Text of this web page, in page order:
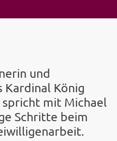
und
König
spricht mit Michael
Schritte beim